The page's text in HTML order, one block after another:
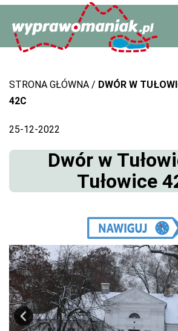
content
STRONA GŁÓWNA
DWÓR W
42C
25-12-2022
Dwór w
Tułowice